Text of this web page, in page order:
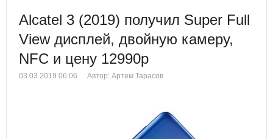
Alcatel 3 (2019) получил Super Full
View дисплей, двойную камеру,
NFC и цену 12990р
03.03.2019 06:06 Автор: Артем Тарасов